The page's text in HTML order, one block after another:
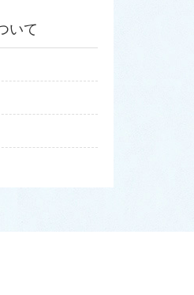
いて